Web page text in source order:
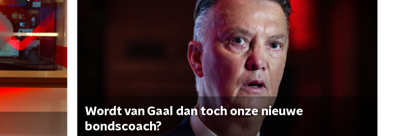
Wordt van Gaal dan toch onze nieuwe
bondscoach?